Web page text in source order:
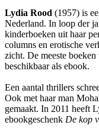
Lydia Rood (1957) is
Nederland. In loop der
kinderboeken uit haar
columns en erotische
zicht. De meeste
beschikbaar als ebook.
Een aantal thrillers
Ook met haar man
gemaakt. In 2011 heeft
ebookgeschenk De kop